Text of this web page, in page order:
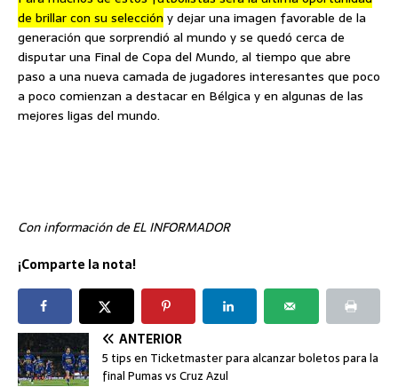
de brillar con su selección y dejar una imagen favorable de la
generación que sorprendió al mundo y se quedó cerca de
disputar una Final de Copa del Mundo, al tiempo que abre
paso a una nueva camada de jugadores interesantes que poco
a poco comienzan a destacar en Bélgica y en algunas de las
mejores ligas del mundo.
Con información de EL INFORMADOR
¡Comparte la nota!
ANTERIOR
5 tips en Ticketmaster para alcanzar boletos para la
final Pumas vs Cruz Azul